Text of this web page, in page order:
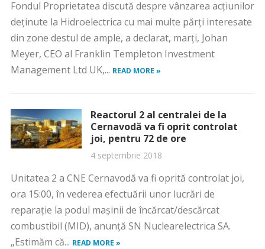
Fondul Proprietatea discută despre vânzarea acţiunilor
deţinute la Hidroelectrica cu mai multe părţi interesate
din zone destul de ample, a declarat, marţi, Johan
Meyer, CEO al Franklin Templeton Investment
Management Ltd UK,... READ MORE »
Reactorul 2 al centralei de la
Cernavodă va fi oprit controlat
joi, pentru 72 de ore
4 septembrie 2018
Unitatea 2 a CNE Cernavodă va fi oprită controlat joi,
ora 15:00, în vederea efectuării unor lucrări de
reparaţie la podul maşinii de încărcat/descărcat
combustibil (MID), anunţă SN Nuclearelectrica SA.
„Estimăm că... READ MORE »